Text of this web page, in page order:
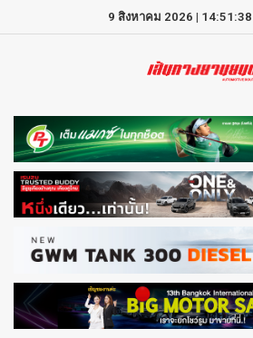
9 สิงหาคม 2026 | 14:51:38